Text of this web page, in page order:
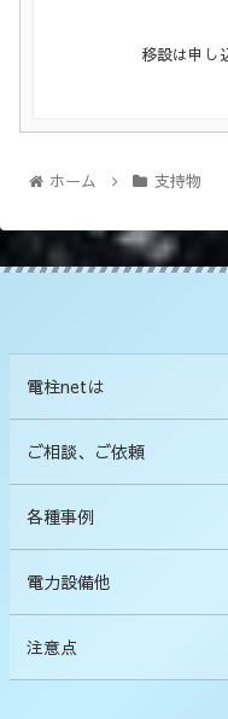
移設は申し
ホーム 支持物
電柱netは
ご相談、ご依頼
各種事例
電力設備他
注意点